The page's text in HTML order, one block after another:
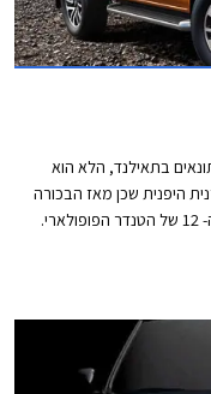
בתאילנד, הלא הוא
היפנית שכן מאז הבכורה
בשנת 1933 נמכרו כ- 14 מיליון רכבים וזהו הדור ה- 12 של הטנדר הפופולארי.